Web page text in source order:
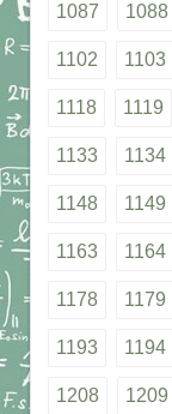
1087 1088
1102 1103
1118 1119
1133 1134
1148 1149
1163 1164
1178 1179
1193 1194
1208 1209